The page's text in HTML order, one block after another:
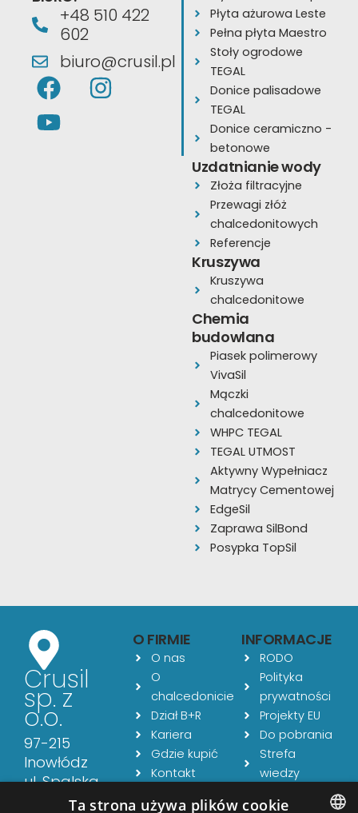
+48 510 422
602
biuro@crusil.pl
F
a
c
I
n
Y
o
u
Płyta ażurowa Leste
Pełna płyta Maestro
Stoły ogrodowe
TEGAL
Donice palisadowe
TEGAL
Donice ceramiczno -
betonowe
Uzdatnianie wody
Złoża filtracyjne
Przewagi złóż
chalcedonitowych
Referencje
Kruszywa
Kruszywa
chalcedonitowe
Chemia
budowlana
Piasek polimerowy
VivaSil
Mączki
chalcedonitowe
WHPC TEGAL
TEGAL UTMOST
Aktywny Wypełniacz
Matrycy Cementowej
EdgeSil
Zaprawa SilBond
Posypka TopSil
Crusil
sp. z
o.o.
97-215
Inowłódz
ul. Spalska
O FIRMIE
O nas
O
chalcedonicie
Dział B+R
Kariera
Gdzie kupić
Kontakt
INFORMACJE
RODO
Polityka
prywatności
Projekty EU
Do pobrania
Strefa
wiedzy
Ta strona używa plików cookie